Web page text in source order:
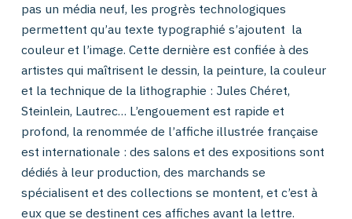
pas un média neuf, les progrès technologiques
permettent qu’au texte typographié s’ajoutent la
couleur et l’image. Cette dernière est confiée à des
artistes qui maîtrisent le dessin, la peinture, la couleur
et la technique de la lithographie : Jules Chéret,
Steinlein, Lautrec… L’engouement est rapide et
profond, la renommée de l’affiche illustrée française
est internationale : des salons et des expositions sont
dédiés à leur production, des marchands se
spécialisent et des collections se montent, et c’est à
eux que se destinent ces affiches avant la lettre.